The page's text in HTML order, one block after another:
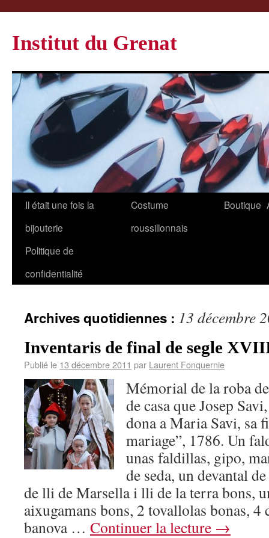
Institut du Grenat
Il était une fois la
bijouterie
Costume
roussillonnais
Boutique
Politique de
confidentialité
Archives quotidiennes : 13 décembre
Inventaris de final de segle
Publié le 13 décembre 2011 par Laurent Fonquernie
Mémorial de la roba
de casa que Josep
dona a Maria Savi, sa
mariage”, 1786. Un
unas faldillas, gipo,
de seda, un devantal
de lli de Marsella i lli de la terra bons,
aixugamans bons, 2 tovallolas bonas, 4
banova … Continuer la lecture →